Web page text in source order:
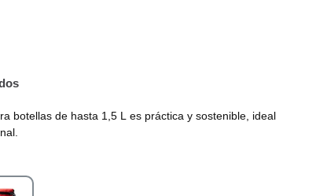
botellas de hasta 1,5 L es práctica y sostenible, ideal